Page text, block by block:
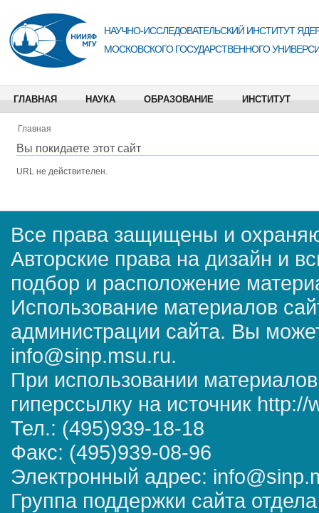
НАУЧНО-ИССЛЕДОВАТЕЛЬСКИЙ ИНСТИТУТ
МОСКОВСКОГО ГОСУДАРСТВЕННОГО
ГЛАВНАЯ НАУКА ОБРАЗОВАНИЕ ИНСТИТУТ
Главная
Вы покидаете этот сайт
URL не действителен.
Все права защищены и
Авторские права на дизайн и
подбор и расположение
Использование материалов
администрации сайта. Вы
info@sinp.msu.ru.
При использовании
гиперссылку на источник
Тел.: (495)939-18-18
Факс: (495)939-08-96
Электронный адрес:
Группа поддержки сайта